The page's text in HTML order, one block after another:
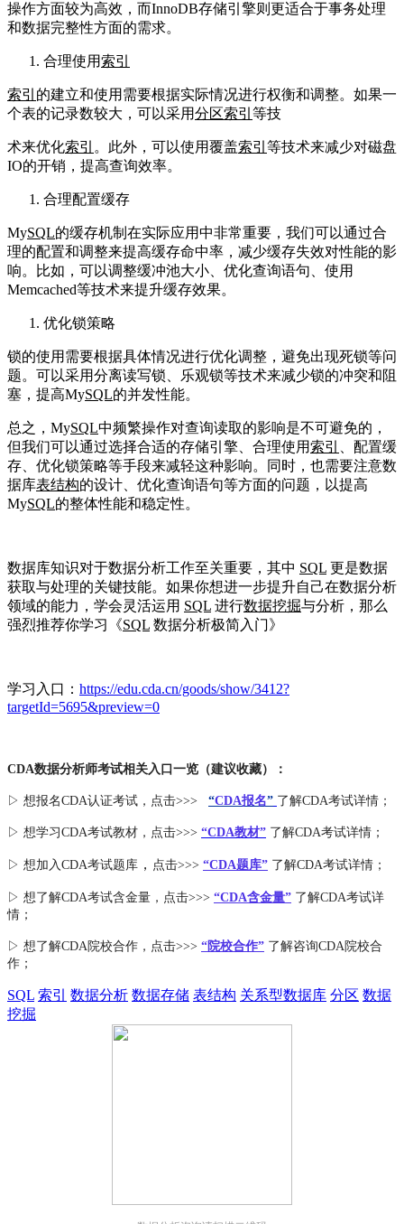
操作方面较为高效，而InnoDB存储引擎则更适合于事务处理
和数据完整性方面的需求。
合理使用索引
索引 的建立和使用需要根据实际情况进行权衡和调整。如果一
个表的记录数较大，可以采用分区索引 等技
术来优化索引 。此外，可以使用覆盖索引 等技术来减少对磁盘
IO的开销，提高查询效率。
合理配置缓存
MySQL的缓存机制在实际应用中非常重要，我们可以通过合
理的配置和调整来提高缓存命中率，减少缓存失效对性能的影
响。比如，可以调整缓冲池大小、优化查询语句、使用
Memcached等技术来提升缓存效果。
优化锁策略
锁的使用需要根据具体情况进行优化调整，避免出现死锁等问
题。可以采用分离读写锁、乐观锁等技术来减少锁的冲突和阻
塞，提高MySQL的并发性能。
总之，MySQL中频繁操作对查询读取的影响是不可避免的，
但我们可以通过选择合适的存储引擎、合理使用索引
、配置缓
存、优化锁策略等手段来减轻这种影响。同时，也需要注意数
据库表结构的设计、优化查询语句等方面的问题，以提高
MySQL的整体性能和稳定性。
数据库知识对于数据分析工作至关重要，其中 SQL 更是数据
获取与处理的关键技能。如果你想进一步提升自己在数据分析
领域的能力，学会灵活运用 SQL 进行数据挖掘与分析，那么
强烈推荐你学习《SQL 数据分析极简入门》
学习入口： https://edu.cda.cn/goods/show/3412?
targetId=5695&preview=0
CDA数据分析师考试相关入口一览（建议收藏）：
▷ 想报名CDA认证考试，点击>>> “CDA报名” 了解CDA考试详情；
▷ 想学习CDA考试教材，点击>>> “CDA教材” 了解CDA考试详情；
▷ 想加入CDA考试题库 ， 点击>>> “CDA题库” 了解CDA考试详情；
▷ 想了解CDA考试含金量 ，点击>>> “CDA含金量” 了解CDA考试详
情；
▷ 想了解CDA院校合作 ，点击>>> “院校合作” 了解咨询CDA院校合
作；
SQL 索引 数据分析 数据存储 表结构 关系型数据库 分区 数据
挖掘